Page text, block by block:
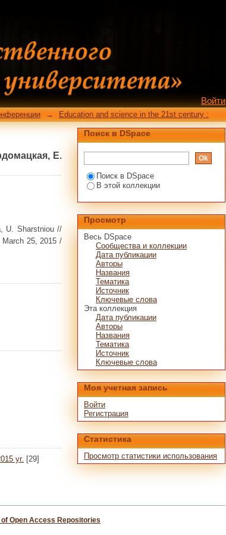
Войти
→
Education and science in the 21st century :
Е.
U. Sharstniou //
25, 2015 /
yr. [29]
Поиск в DSpace
Поиск в DSpace
В этой коллекции
Просмотр
Весь DSpace
Сообщества и коллекции
Дата публикации
Авторы
Названия
Тематика
Источник
Ключевые слова
Эта коллекция
Дата публикации
Авторы
Названия
Тематика
Источник
Ключевые слова
Моя учетная запись
Войти
Регистрация
Статистика
Просмотр статистики использования
Open Access Repositories